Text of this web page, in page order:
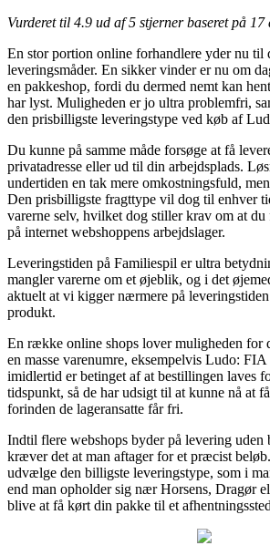
Vurderet til 4.9 ud af 5 stjerner baseret på 17
En stor portion online forhandlere yder nu til
leveringsmåder. En sikker vinder er nu om
en pakkeshop, fordi du dermed nemt kan
har lyst. Muligheden er jo ultra problemfri,
den prisbilligste leveringstype ved køb af
Du kunne på samme måde forsøge at få
privatadresse eller ud til din arbejdsplads.
undertiden en tak mere omkostningsfuld,
Den prisbilligste fragttype vil dog til enhver
varerne selv, hvilket dog stiller krav om at
på internet webshoppens arbejdslager.
Leveringstiden på Familiespil er ultra
mangler varerne om et øjeblik, og i det
aktuelt at vi kigger nærmere på
produkt.
En række online shops lover muligheden for
en masse varenumre, eksempelvis Ludo:
imidlertid er betinget af at bestillingen laves
tidspunkt, så de har udsigt til at kunne nå at
forinden de lageransatte får fri.
Indtil flere webshops byder på levering uden
kræver det at man aftager for et præcist
udvælge den billigste leveringstype, som i
end man opholder sig nær Horsens, Dragør
blive at få kørt din pakke til et